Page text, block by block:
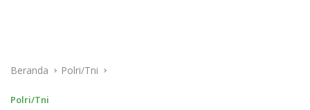
Beranda Polri/Tni
Polri/Tni